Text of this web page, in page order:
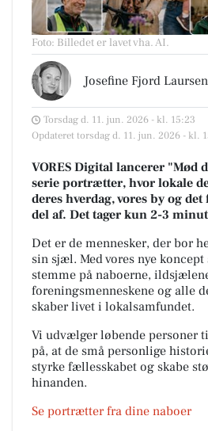
Foto: Billedet er lavet vha. AI.
Josefine Fjord Laursen
Torsdag d. 11. jun. 2026 - kl. 15:23
Opdateret torsdag d. 11. jun. 2026 - kl.
VORES Digital lancerer "Mød
serie portrætter, hvor lokale
deres hverdag, vores by og
del af. Det tager kun 2-3
Det er de mennesker, der bor
sin sjæl. Med vores nye
stemme på naboerne,
foreningsmenneskene og alle
skaber livet i lokalsamfundet.
Vi udvælger løbende personer
på, at de små personlige
styrke fællesskabet og skabe
hinanden.
Se portrætter fra dine naboer